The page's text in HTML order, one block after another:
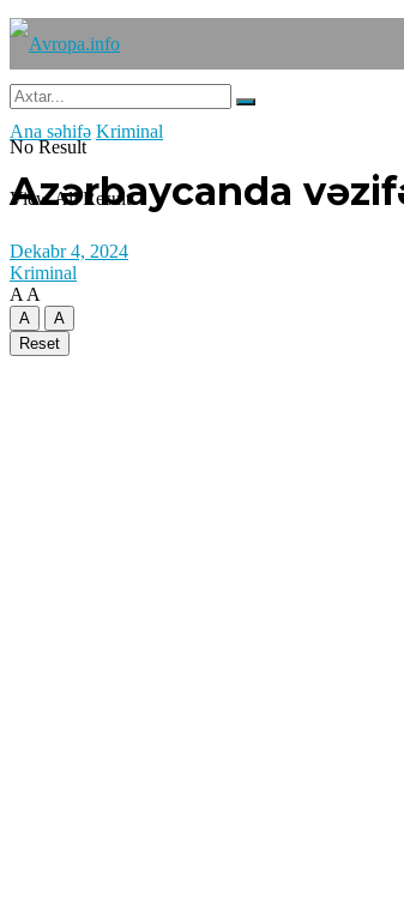
No Result
View All Result
Ana səhifə Kriminal
Azərbaycanda
Dekabr 4, 2024
Kriminal
A A
A
A
Reset